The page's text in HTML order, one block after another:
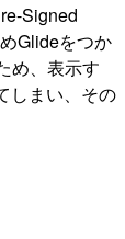
Signed
Glideをつか
め、表示す
しまい、その